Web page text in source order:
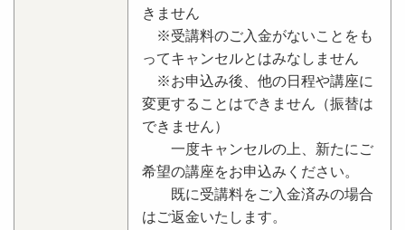
きません
※受講料のご入金がないことをも
ってキャンセルとはみなしません
※お申込み後、他の日程や講座に
変更することはできません（振替は
できません）
一度キャンセルの上、新たにご
希望の講座をお申込みください。
既に受講料をご入金済みの場合
はご返金いたします。